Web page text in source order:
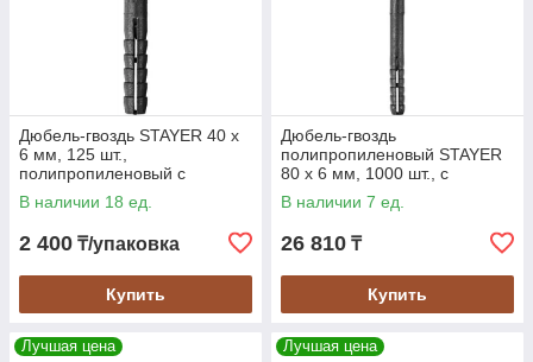
Дюбель-гвоздь STAYER 40 x
6 мм, 125 шт.,
полипропиленовый с
потайным бортиком (30645-
06-040)
В наличии 18 ед.
2 400 ₸/упаковка
Купить
Дюбель-гвоздь
полипропиленовый STAYER
80 x 6 мм, 1000 шт., с
потайным бортиком (30640-
06-080)
В наличии 7 ед.
26 810 ₸
Купить
Лучшая цена Лучшая цена